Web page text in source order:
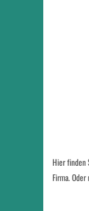
Hier finden
Firma.